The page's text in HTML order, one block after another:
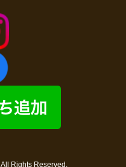
All Rights Reserved.